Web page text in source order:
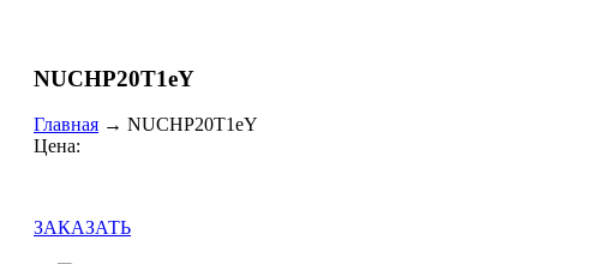
NUCHP20T1eY
Главная → NUCHP20T1eY
Цена:
ЗАКАЗАТЬ